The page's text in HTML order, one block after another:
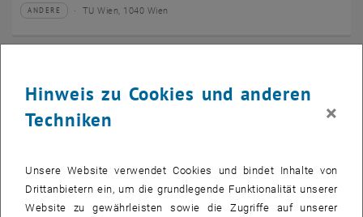
Veranstaltungstyp:
ANDERE
Veranstaltungsort:TU Wien, 1040 Wien
JULI 26 JULI 26
Veranstaltungstyp:
KONFERENZ
Veranstaltungsort:TU Wien, 1040 Wien
Hinweis zu Cookies und anderen
Techniken
×
Unsere Website verwendet Cookies und bindet Inhalte von
Drittanbietern ein, um die grundlegende Funktionalität unserer
Website zu gewährleisten sowie die Zugriffe auf unserer